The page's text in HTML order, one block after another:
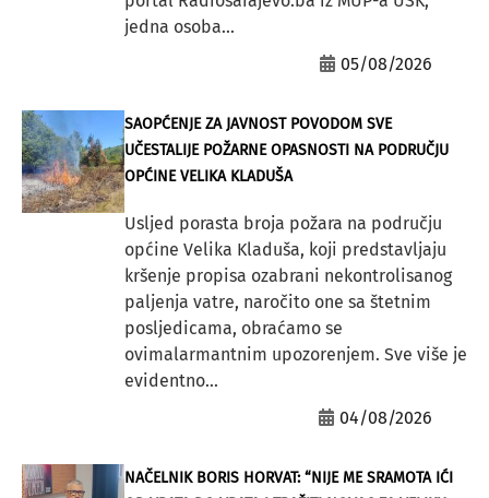
jedna osoba...
05/08/2026
SAOPĆENJE ZA JAVNOST POVODOM SVE
UČESTALIJE POŽARNE OPASNOSTI NA PODRUČJU
OPĆINE VELIKA KLADUŠA
Usljed porasta broja požara na području
općine Velika Kladuša, koji predstavljaju
kršenje propisa ozabrani nekontrolisanog
paljenja vatre, naročito one sa štetnim
posljedicama, obraćamo se
ovimalarmantnim upozorenjem. Sve više je
evidentno...
04/08/2026
NAČELNIK BORIS HORVAT: “NIJE ME SRAMOTA IĆI